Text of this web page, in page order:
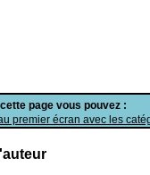
page vous pouvez :
premier écran avec les